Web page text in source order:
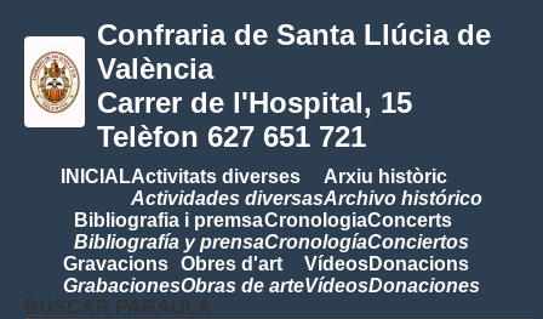
Confraria de Santa Llúcia de
València
Carrer de l'Hospital, 15
Telèfon 627 651 721
INICIALActivitats diverses
Actividades diversas
Arxiu històric
Archivo histórico
Bibliografia i premsa
Bibliografía y prensa
Cronologia
Cronología
Concerts
Conciertos
Gravacions
Grabaciones
Obres d'art
Obras de arte
Vídeos
Vídeos
Donacions
Donaciones
BUSCAR PARAULA